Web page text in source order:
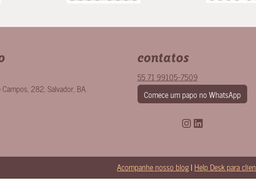
Campos, 282 Salvador, BA
contatos
55 71 99105-7509
Comece um papo no WhatsApp
Instagram
LinkedIn
Acompanhe nosso blog| Help Desk para